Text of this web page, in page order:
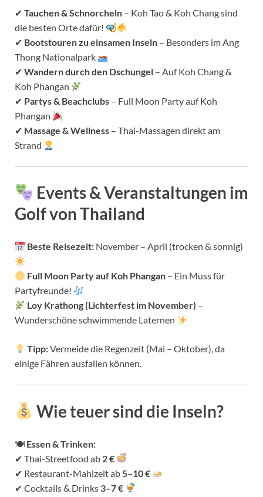
✔ Tauchen & Schnorcheln – Koh Tao & Koh Chang sind
die besten Orte dafür!
✔ Bootstouren zu einsamen Inseln – Besonders im Ang
Thong Nationalpark
✔ Wandern durch den Dschungel – Auf Koh Chang &
Koh Phangan
✔ Partys & Beachclubs – Full Moon Party auf Koh
Phangan
✔ Massage & Wellness – Thai-Massagen direkt am
Strand
Events & Veranstaltungen im
Golf von Thailand
Beste Reisezeit: November – April (trocken & sonnig)
Full Moon Party auf Koh Phangan – Ein Muss für
Partyfreunde!
Loy Krathong (Lichterfest im November) –
Wunderschöne schwimmende Laternen
Tipp:Vermeide die Regenzeit (Mai – Oktober), da
einige Fähren ausfallen können.
Wie teuer sind die Inseln?
🍽 Essen & Trinken:
✔ Thai-Streetfood ab 2 €
✔ Restaurant-Mahlzeit ab 5–10 €
✔ Cocktails & Drinks 3–7 €